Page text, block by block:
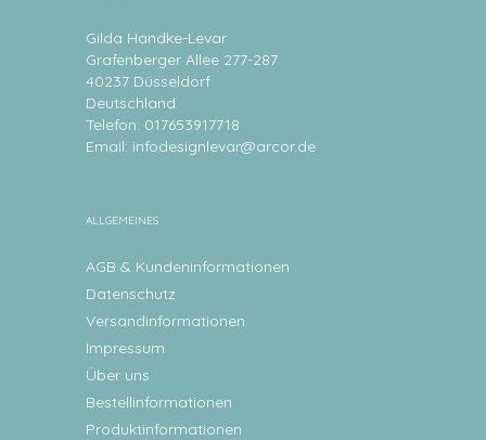
Gilda Handke-Levar
Grafenberger Allee 277-287
40237 Düsseldorf
Deutschland
Telefon: 017653917718
Email: infodesignlevar@arcor.de
ALLGEMEINES
AGB & Kundeninformationen
Datenschutz
Versandinformationen
Impressum
Über uns
Bestellinformationen
Produktinformationen